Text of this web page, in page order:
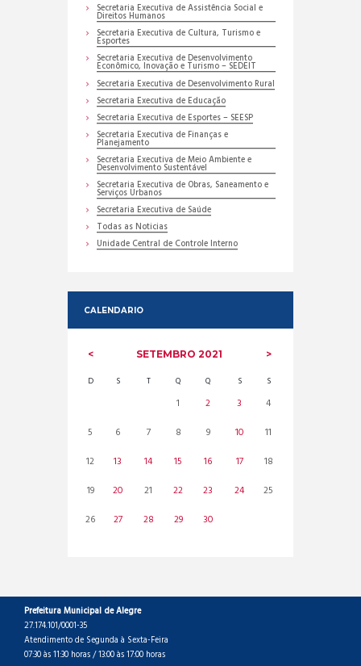
Secretaria Executiva de Assistência Social e
Direitos Humanos
Secretaria Executiva de Cultura, Turismo e
Esportes
Secretaria Executiva de Desenvolvimento
Econômico, Inovação e Turismo – SEDEIT
Secretaria Executiva de Desenvolvimento Rural
Secretaria Executiva de Educação
Secretaria Executiva de Esportes – SEESP
Secretaria Executiva de Finanças e
Planejamento
Secretaria Executiva de Meio Ambiente e
Desenvolvimento Sustentável
Secretaria Executiva de Obras, Saneamento e
Serviços Urbanos
Secretaria Executiva de Saúde
Todas as Noticias
Unidade Central de Controle Interno
CALENDARIO
SETEMBRO 2021
D S T Q Q S S
1 2 3
4
5
6 7 8 9 10
11
12
13 14 15 16 17
18
19
20 21 22 23 24
25
26
27 28 29 30
Prefeitura Municipal de Alegre
27.174.101/0001-35
Atendimento de Segunda à Sexta-Feira
07:30 às 11:30 horas / 13:00 às 17:00 horas